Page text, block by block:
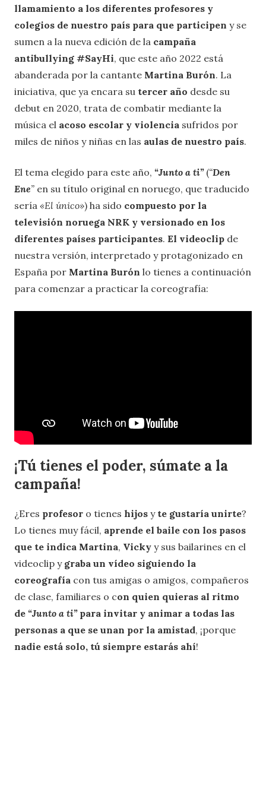
llamamiento a los diferentes profesores y
colegios de nuestro país para que participen y se
sumen a la nueva edición de la campaña
antibullying #SayHi, que este año 2022 está
abanderada por la cantante Martina Burón. La
iniciativa, que ya encara su tercer año desde su
debut en 2020, trata de combatir mediante la
música el acoso escolar y violencia sufridos por
miles de niños y niñas en las aulas de nuestro país.
El tema elegido para este año, “Junto a ti” (“Den
Ene” en su título original en noruego, que traducido
sería «El único») ha sido compuesto por la
televisión noruega NRK y versionado en los
diferentes países participantes. El videoclip de
nuestra versión, interpretado y protagonizado en
España por Martina Burón lo tienes a continuación
para comenzar a practicar la coreografía:
¡Tú tienes el poder, súmate a la
campaña!
¿Eres profesor o tienes hijos y te gustaría unirte?
Lo tienes muy fácil, aprende el baile con los pasos
que te indica Martina, Vicky y sus bailarines en el
videoclip y graba un vídeo siguiendo la
coreografía con tus amigas o amigos, compañeros
de clase, familiares o con quien quieras al ritmo
de “Junto a ti”para invitar y animar a todas las
personas a que se unan por la amistad, ¡porque
nadie está solo, tú siempre estarás ahí!